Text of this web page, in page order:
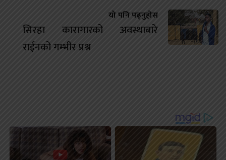
यो पनि पढ्नुहोस
सिरहा कारागारको अवस्थाबारे
राईनको गम्भीर प्रश्न